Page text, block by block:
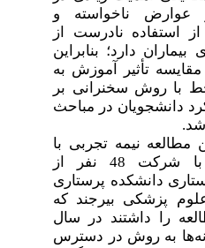
ناخواسته و
استفاده نادرست از
دارد؛ بنابراین
تأثیر آموزش به
با روش سخنرانی بر
دانشجویان در مباحث
.
نیمه تجربی با
طرح دو گروهی، با شرکت 48 نفر از
ترم 7 پرستاری دانشکده پرستاری
پزشکی بیرجند که
را داشتند در سال
به روش در دسترس